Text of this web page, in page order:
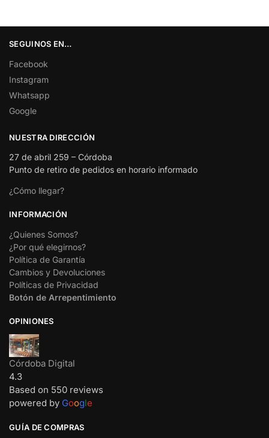
SEGUINOS EN…
Facebook
Instagram
Whatsapp
Google
NUESTRA DIRECCIÓN
27 de abril 259 – Córdoba
Punto de retiro de pedidos en horario informado
¿Cómo llegar?
INFORMACIÓN
¿Quienes Somos?
¿Por qué elegirnos?
Política de Garantía
Cambios y Devoluciones
Políticas de Privacidad
Botón de Arrepentimiento
OPINIONES
Córdoba Digital
4.3
Based on 550 reviews
powered by Google
GUÍA DE COMPRAS